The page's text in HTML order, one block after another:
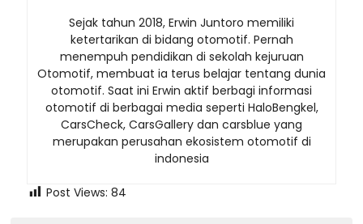
Sejak tahun 2018, Erwin Juntoro memiliki
ketertarikan di bidang otomotif. Pernah
menempuh pendidikan di sekolah kejuruan
Otomotif, membuat ia terus belajar tentang dunia
otomotif. Saat ini Erwin aktif berbagi informasi
otomotif di berbagai media seperti HaloBengkel,
CarsCheck, CarsGallery dan carsblue yang
merupakan perusahan ekosistem otomotif di
indonesia
Post Views: 84